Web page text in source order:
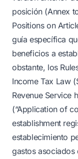
posición (Annex
Positions on
guía específica
beneficios a
obstante, los
Income Tax Law
Revenue Service
(“Application of
establishment
establecimiento
gastos